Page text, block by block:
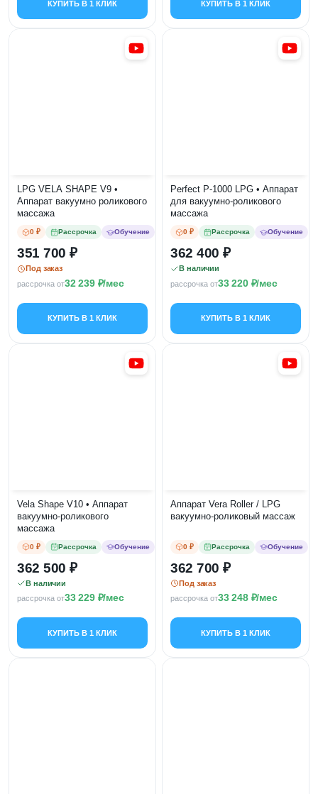
КУПИТЬ В 1 КЛИК КУПИТЬ В 1 КЛИК
LPG VELA SHAPE V9 •
Аппарат вакуумно роликового
массажа
0 ₽ Рассрочка Обучение
351 700
Под заказ
рассрочка от32 239 /мес
КУПИТЬ В 1 КЛИК
Perfect P-1000 LPG • Аппарат
для вакуумно-роликового
массажа
0 ₽ Рассрочка Обучение
362 400
В наличии
рассрочка от33 220 /мес
КУПИТЬ В 1 КЛИК
Vela Shape V10 • Аппарат
вакуумно-роликового
массажа
0 ₽ Рассрочка Обучение
362 500
В наличии
рассрочка от33 229 /мес
КУПИТЬ В 1 КЛИК
Аппарат Vera Roller / LPG
вакуумно-роликовый массаж
0 ₽ Рассрочка Обучение
362 700
Под заказ
рассрочка от33 248 /мес
КУПИТЬ В 1 КЛИК